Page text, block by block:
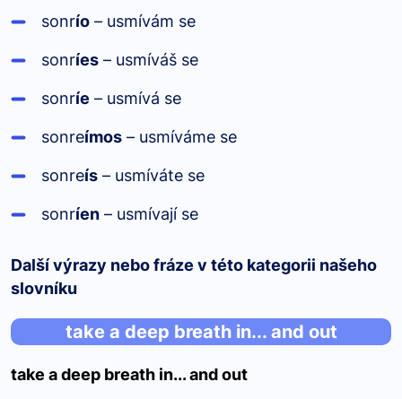
sonrío – usmívám se
sonríes – usmíváš se
sonríe – usmívá se
sonreímos – usmíváme se
sonreís – usmíváte se
sonríen – usmívají se
Další výrazy nebo fráze v této kategorii našeho
slovníku
take a deep breath in... and out
take a deep breath in... and out